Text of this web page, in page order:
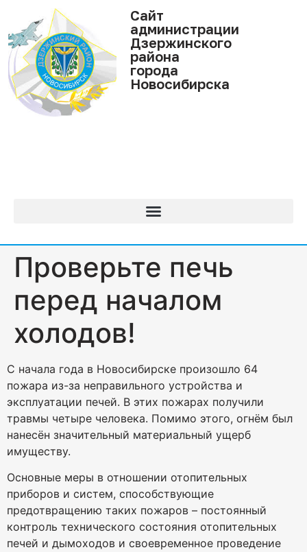
Cайт
администрации
Дзержинского
района
города
Новосибирска
Проверьте печь
перед началом
холодов!
С начала года в Новосибирске произошло 64
пожара из-за неправильного устройства и
эксплуатации печей. В этих пожарах получили
травмы четыре человека. Помимо этого, огнём был
нанесён значительный материальный ущерб
имуществу.
Основные меры в отношении отопительных
приборов и систем, способствующие
предотвращению таких пожаров – постоянный
контроль технического состояния отопительных
печей и дымоходов и своевременное проведение